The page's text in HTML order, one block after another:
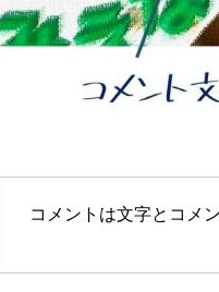
コメントは文字とコメ